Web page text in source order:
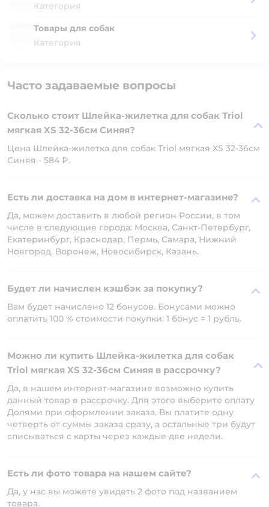
Категория
Товары для собак
Категория
Часто задаваемые вопросы
Сколько стоит Шлейка-жилетка для собак Triol
мягкая XS 32-36см Синяя?
Цена Шлейка-жилетка для собак Triol мягкая XS 32-36см
Синяя - 584 ₽.
Есть ли доставка на дом в интернет-магазине?
Да, можем доставить в любой регион России, в том
числе в следующие города: Москва, Санкт-Петербург,
Екатеринбург, Краснодар, Пермь, Самара, Нижний
Новгород, Воронеж, Новосибирск, Казань.
Будет ли начислен кэшбэк за покупку?
Вам будет начислено 12 бонусов. Бонусами можно
оплатить 100 % стоимости покупки: 1 бонус = 1 рубль.
Можно ли купить Шлейка-жилетка для собак
Triol мягкая XS 32-36см Синяя в рассрочку?
Да, в нашем интернет-магазине возможно купить
данный товар в рассрочку. Для этого выберите оплату
Долями при оформлении заказа. Вы платите одну
четверть от суммы заказа сразу, а остальные три будут
списываться с карты через каждые две недели.
Есть ли фото товара на нашем сайте?
Да, у нас вы можете увидеть 2 фото под названием
товара.